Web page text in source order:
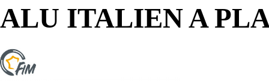
ALU ITALIEN A